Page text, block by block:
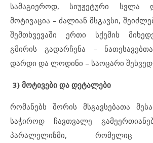
სამაგიეროდ, სიუჟეტური სვლა
მოტივაცია – ძალიან მსგავსი,
შემთხვევაში ერთი სქემის
გმირის გადარჩენა –
დარდი და ლოდინი – საოცარი
3) მოტივები და დეტალები
რომანებს შორის მსგავსებათა
საჭიროდ ჩავთვალე
პარალელიზმი, რომელიც